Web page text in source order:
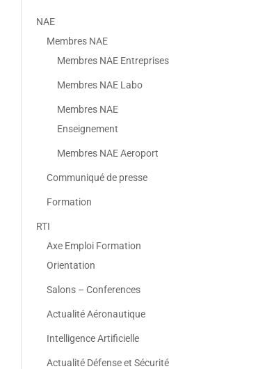
NAE
Membres NAE
Membres NAE Entreprises
Membres NAE Labo
Membres NAE
Enseignement
Membres NAE Aeroport
Communiqué de presse
Formation
RTI
Axe Emploi Formation
Orientation
Salons – Conferences
Actualité Aéronautique
Intelligence Artificielle
Actualité Défense et Sécurité